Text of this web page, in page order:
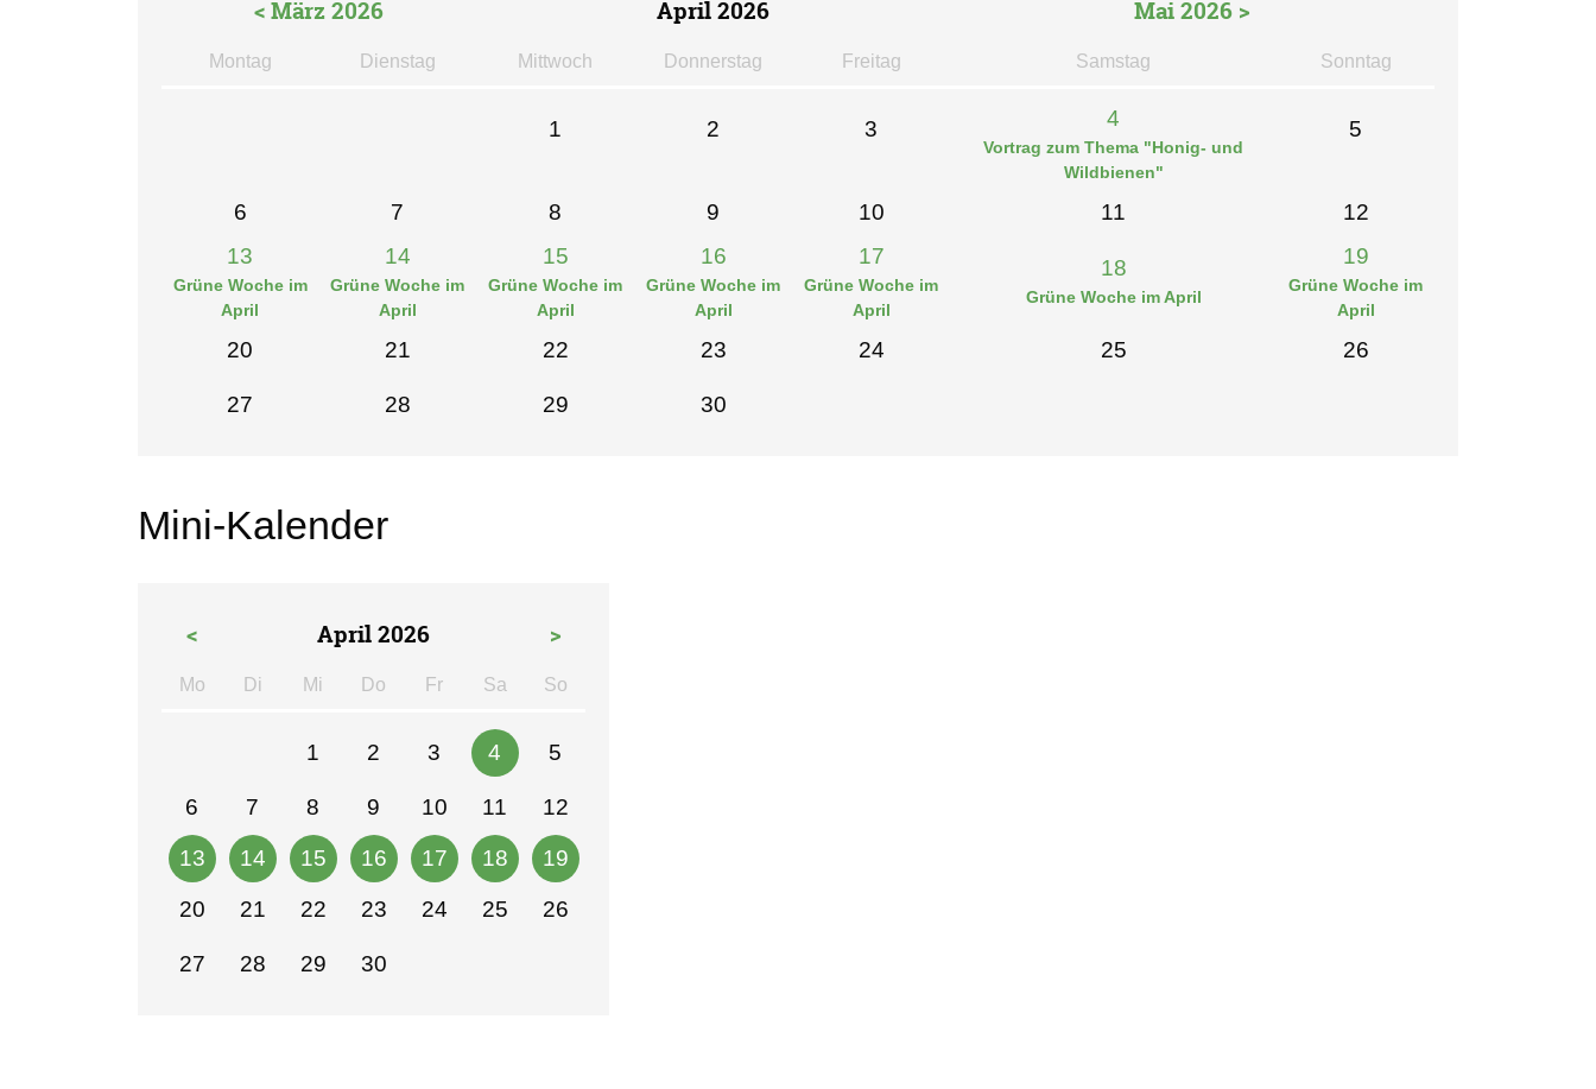
< März 2026 April 2026 Mai 2026 >
Montag Dienstag Mittwoch Donnerstag Freitag Samstag Sonntag
1 2 3 4
Vortrag zum Thema "Honig- und
Wildbienen"
5
6 7 8 9 10 11
12
13
Grüne Woche im
April
14
Grüne Woche im
April
15
Grüne Woche im
April
16
Grüne Woche im
April
17
Grüne Woche im
April
18
Grüne Woche im April
19
Grüne Woche im
April
20 21 22 23 24 25 26
27 28 29 30
Mini-Kalender
< April 2026 >
Mo
ntag
Di
enstag
Mi
ttwoch
Do
nnerstag
Fr
eitag
Sa
mstag
So
1 2 3 4 5
6 7 8 9 10 11 12
13 14 15 16 17 18 19
20 21 22 23 24 25 26
27 28 29 30